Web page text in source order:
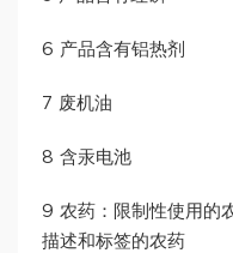
6 产品含有铝热剂
7 废机油
8 含汞电池
9 农药：限制性使用的
描述和标签的农药